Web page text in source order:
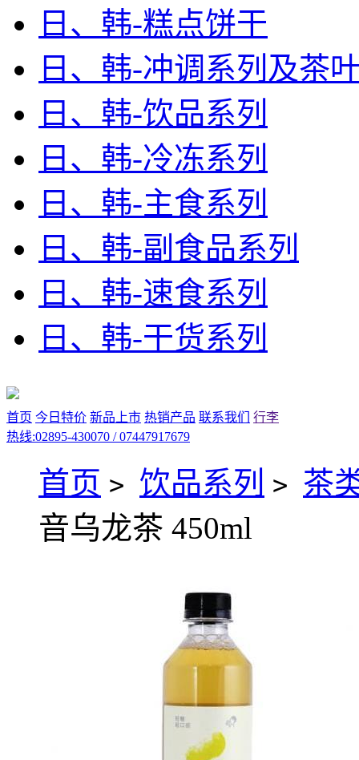
日、韩-糕点饼干
日、韩-冲调系列及茶
日、韩-饮品系列
日、韩-冷冻系列
日、韩-主食系列
日、韩-副食品系列
日、韩-速食系列
日、韩-干货系列
首页 今日特价 新品上市 热销产品 联系我们
行李
热线:02895-430070 / 07447917679
首页 > 饮品系列 > 茶
音乌龙茶 450ml